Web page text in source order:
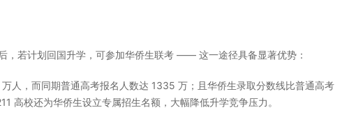
，若计划回国升学，可参加华侨生联考 —— 这一途径具备显著优势：
人，而同期普通高考报名人数达 1335 万；且华侨生录取分数线比普通高考
高校还为华侨生设立专属招生名额，大幅降低升学竞争压力。